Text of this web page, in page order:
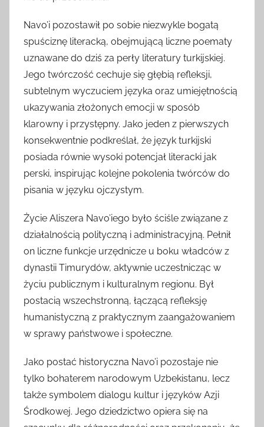
Navo’i pozostawił po sobie niezwykle bogatą
spuściznę literacką, obejmującą liczne poematy
uznawane do dziś za perły literatury turkijskiej.
Jego twórczość cechuje się głębią refleksji,
subtelnym wyczuciem języka oraz umiejętnością
ukazywania złożonych emocji w sposób
klarowny i przystępny. Jako jeden z pierwszych
konsekwentnie podkreślał, że język turkijski
posiada równie wysoki potencjał literacki jak
perski, inspirując kolejne pokolenia twórców do
pisania w języku ojczystym.
Życie Aliszera Navo’iego było ściśle związane z
działalnością polityczną i administracyjną. Pełnił
on liczne funkcje urzędnicze u boku władców z
dynastii Timurydów, aktywnie uczestnicząc w
życiu publicznym i kulturalnym regionu. Był
postacią wszechstronną, łączącą refleksję
humanistyczną z praktycznym zaangażowaniem
w sprawy państwowe i społeczne.
Jako postać historyczna Navo’i pozostaje nie
tylko bohaterem narodowym Uzbekistanu, lecz
także symbolem dialogu kultur i języków Azji
Środkowej. Jego dziedzictwo opiera się na